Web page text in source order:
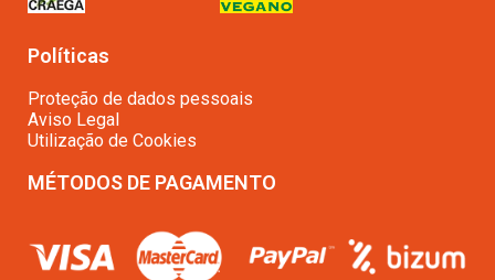
Políticas
Proteção de dados pessoais
Aviso Legal
Utilização de Cookies
MÉTODOS DE PAGAMENTO